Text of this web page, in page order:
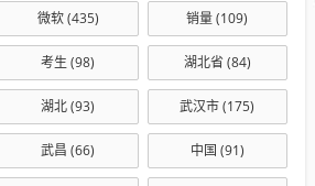
微软(435) 销量(109)
考生 (98) 湖北省 (84)
湖北(93) 武汉市(175)
武昌 (66) 中国 (91)